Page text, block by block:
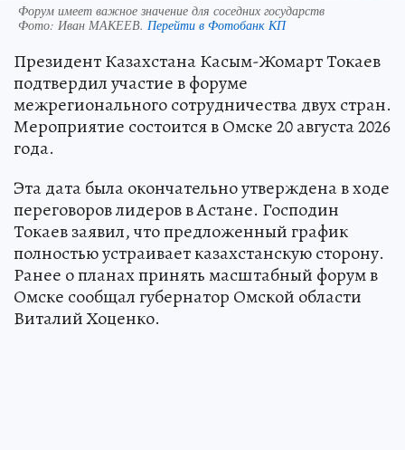
Форум имеет важное значение для соседних государств
Фото: Иван МАКЕЕВ. Перейти в Фотобанк КП
Президент Казахстана Касым-Жомарт Токаев
подтвердил участие в форуме
межрегионального сотрудничества двух стран.
Мероприятие состоится в Омске 20 августа 2026
года.
Эта дата была окончательно утверждена в ходе
переговоров лидеров в Астане. Господин
Токаев заявил, что предложенный график
полностью устраивает казахстанскую сторону.
Ранее о планах принять масштабный форум в
Омске сообщал губернатор Омской области
Виталий Хоценко.